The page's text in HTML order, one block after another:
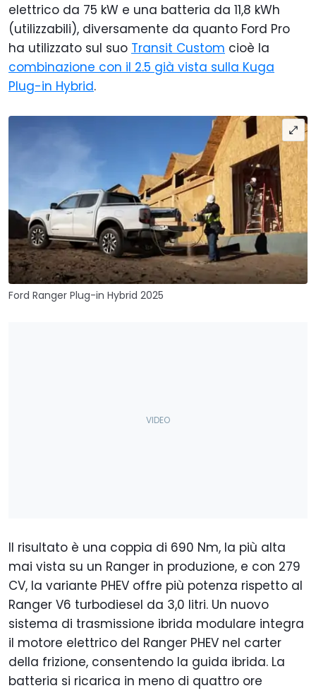
elettrico da 75 kW e una batteria da 11,8 kWh
(utilizzabili), diversamente da quanto Ford Pro
ha utilizzato sul suo Transit Custom cioè la
combinazione con il 2.5 già vista sulla Kuga
Plug-in Hybrid.
Ford Ranger Plug-in Hybrid 2025
Il risultato è una coppia di 690 Nm, la più alta
mai vista su un Ranger in produzione, e con 279
CV, la variante PHEV offre più potenza rispetto al
Ranger V6 turbodiesel da 3,0 litri. Un nuovo
sistema di trasmissione ibrida modulare integra
il motore elettrico del Ranger PHEV nel carter
della frizione, consentendo la guida ibrida. La
batteria si ricarica in meno di quattro ore